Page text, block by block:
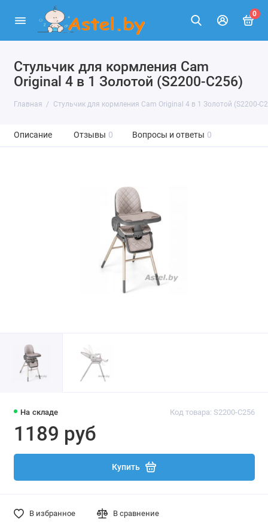
0
Стульчик для кормления Cam
Original 4 в 1 Золотой (S2200-C256)
Главная Стульчик для кормления Cam Original 4 в 1 Золотой (S2200-
Описание Отзывы 0 Вопросы и ответы 0
На складе Код товара: S2200-C256
1189 руб
Купить
В избранное В сравнение